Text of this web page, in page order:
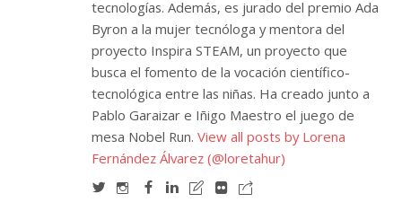
tecnologías. Además, es jurado del premio Ada
Byron a la mujer tecnóloga y mentora del
proyecto Inspira STEAM, un proyecto que
busca el fomento de la vocación científico-
tecnológica entre las niñas. Ha creado junto a
Pablo Garaizar e Iñigo Maestro el juego de
mesa Nobel Run. View all posts by Lorena
Fernández Álvarez (@loretahur)